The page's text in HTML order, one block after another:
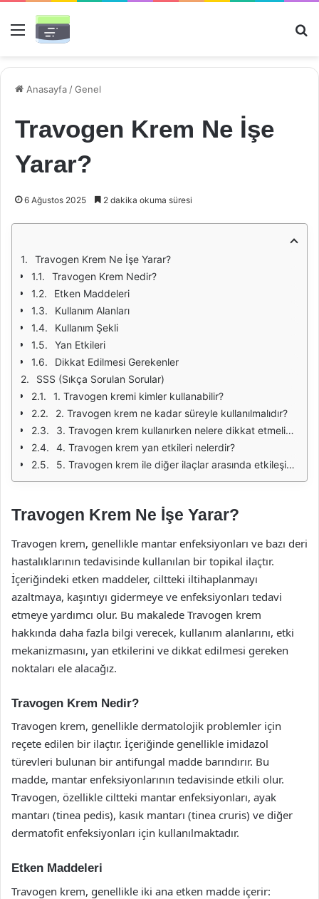
Menü
Anasayfa /Genel
Travogen Krem Ne İşe
Yarar?
6 Ağustos 2025 2 dakika okuma süresi
Travogen Krem Ne İşe Yarar?
Travogen Krem Nedir?
Etken Maddeleri
Kullanım Alanları
Kullanım Şekli
Yan Etkileri
Dikkat Edilmesi Gerekenler
SSS (Sıkça Sorulan Sorular)
1. Travogen kremi kimler kullanabilir?
2. Travogen krem ne kadar süreyle kullanılmalıdır?
3. Travogen krem kullanırken nelere dikkat etmeliyim?
4. Travogen krem yan etkileri nelerdir?
5. Travogen krem ile diğer ilaçlar arasında etkileşim var mı?
Travogen Krem Ne İşe Yarar?
Travogen krem, genellikle mantar enfeksiyonları ve bazı deri
hastalıklarının tedavisinde kullanılan bir topikal ilaçtır.
İçeriğindeki etken maddeler, ciltteki iltihaplanmayı
azaltmaya, kaşıntıyı gidermeye ve enfeksiyonları tedavi
etmeye yardımcı olur. Bu makalede Travogen krem
hakkında daha fazla bilgi verecek, kullanım alanlarını, etki
mekanizmasını, yan etkilerini ve dikkat edilmesi gereken
noktaları ele alacağız.
Travogen Krem Nedir?
Travogen krem, genellikle dermatolojik problemler için
reçete edilen bir ilaçtır. İçeriğinde genellikle imidazol
türevleri bulunan bir antifungal madde barındırır. Bu
madde, mantar enfeksiyonlarının tedavisinde etkili olur.
Travogen, özellikle ciltteki mantar enfeksiyonları, ayak
mantarı (tinea pedis), kasık mantarı (tinea cruris) ve diğer
dermatofit enfeksiyonları için kullanılmaktadır.
Etken Maddeleri
Travogen krem, genellikle iki ana etken madde içerir: